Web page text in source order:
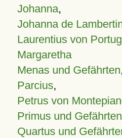
Johanna,
Johanna de
Laurentius von
Margaretha
Menas und Gefährten
Parcius,
Petrus von
Primus und Gefährten
Quartus und